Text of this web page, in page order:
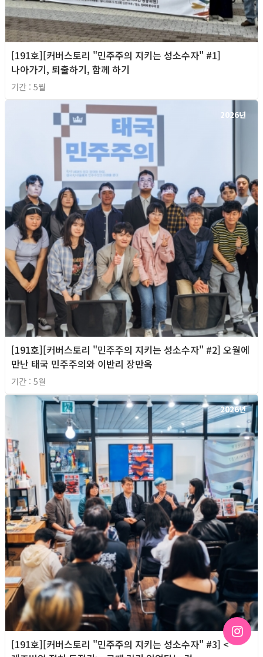
[191호][커버스토리 "민주주의 지키는 성소수자" #1]
나아가기, 퇴출하기, 함께 하기
기간 : 5월
2026년
[191호][커버스토리 "민주주의 지키는 성소수자" #2] 오월에
만난 태국 민주주의와 이반리 장만옥
기간 : 5월
2026년
[191호][커버스토리 "민주주의 지키는 성소수자" #3] <